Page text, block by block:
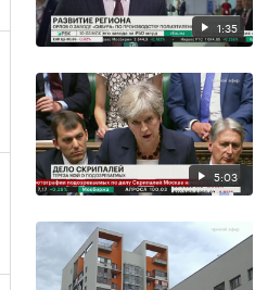
1:35
5:03